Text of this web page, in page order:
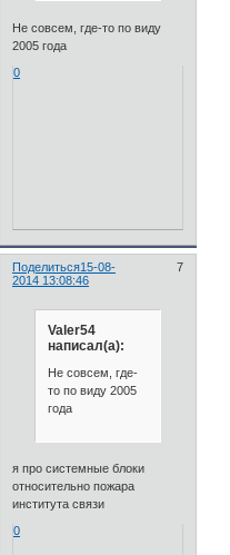
Не совсем, где-то по виду
2005 года
0
Поделиться 7
15-08-
2014 13:08:46
Valer54
написал(а):
Не совсем, где-
то по виду 2005
года
я про системные блоки
относительно пожара
института связи
0